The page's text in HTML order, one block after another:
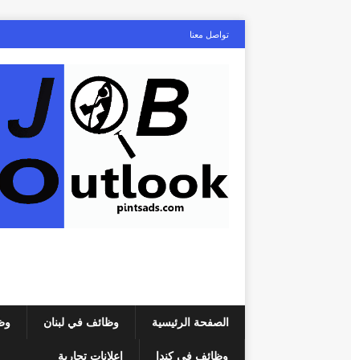
تواصل معنا
الصفحة الرئيسية وظائف في لبنان
وظائف في كندا إعلانات تجارية